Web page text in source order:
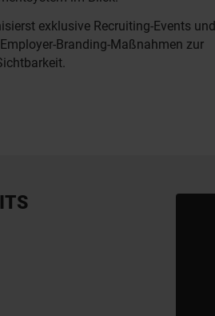
exklusive Recruiting-Events und
Branding-Maßnahmen zur